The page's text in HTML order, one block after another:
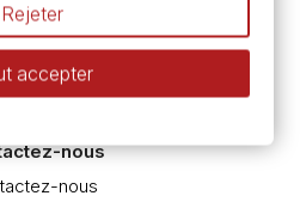
tubes ou en godets ?
de l’aquarelle
Fine et Extra-fine
peinture à l'huile et acrylique
nous
nous
Rejeter
accepter